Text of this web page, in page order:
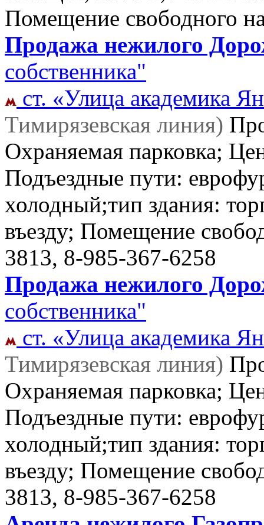
Помещение свободного
Продажа нежилого
собственника"
ст. «Улица академика
Тимирязевская линия)
Охраняемая парковка;
Подъездные пути:
холодный;тип здания:
въезду; Помещение
3813, 8-985-367-6258
Продажа нежилого
собственника"
ст. «Улица академика
Тимирязевская линия)
Охраняемая парковка;
Подъездные пути:
холодный;тип здания:
въезду; Помещение
3813, 8-985-367-6258